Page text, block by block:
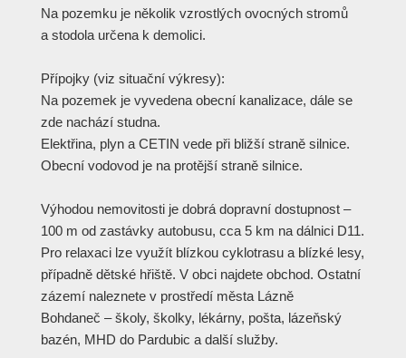
Na pozemku je několik vzrostlých ovocných stromů
a stodola určena k demolici.
Přípojky (viz situační výkresy):
Na pozemek je vyvedena obecní kanalizace, dále se
zde nachází studna.
Elektřina, plyn a CETIN vede při bližší straně silnice.
Obecní vodovod je na protější straně silnice.
Výhodou nemovitosti je dobrá dopravní dostupnost –
100 m od zastávky autobusu, cca 5 km na dálnici D11.
Pro relaxaci lze využít blízkou cyklotrasu a blízké lesy,
případně dětské hřiště. V obci najdete obchod. Ostatní
zázemí naleznete v prostředí města Lázně
Bohdaneč – školy, školky, lékárny, pošta, lázeňský
bazén, MHD do Pardubic a další služby.